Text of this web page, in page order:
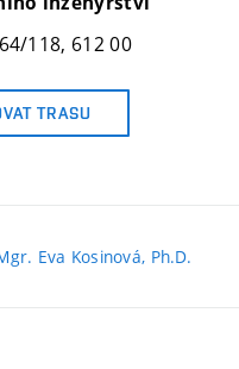
118, 612 00
TRASU
Eva Kosinová, Ph.D.